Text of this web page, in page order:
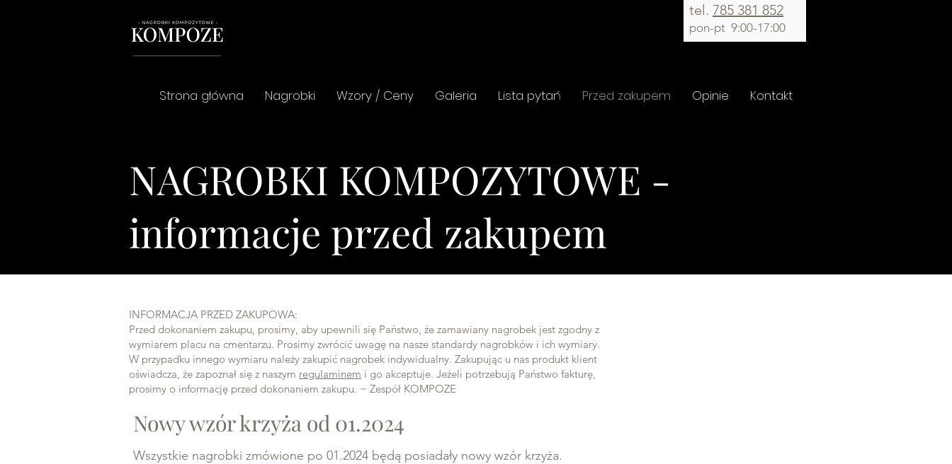
tel.785 381 852
pon-pt 9:00-17:00
Strona główna Nagrobki Wzory / Ceny Galeria Lista pytań Przed zakupem Opinie Kontakt
NAGROBKI KOMPOZYTOWE -
informacje przed zakupem
INFORMACJA PRZED ZAKUPOWA:
Przed dokonaniem zakupu, prosimy, aby upewnili się Państwo, że zamawiany nagrobek jest zgodny z
wymiarem placu na cmentarzu. Prosimy zwrócić uwagę na nasze standardy nagrobków i ich wymiary.
W przypadku innego wymiaru należy zakupić nagrobek indywidualny. Zakupując u nas produkt klient
oświadcza, że zapoznał się z naszym regulaminem i go akceptuje. Jeżeli potrzebują Państwo fakturę,
prosimy o informację przed dokonaniem zakupu. ~ Zespół KOMPOZE
Nowy wzór krzyża od 01.2024
Wszystkie nagrobki zmówione po 01.2024 będą posiadały nowy wzór krzyża.